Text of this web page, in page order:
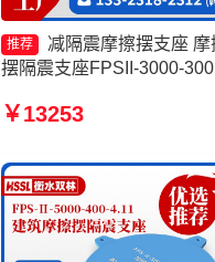
推荐
减隔震摩擦摆支座 摩
摆隔震支座FPSII-3000-
摆隔震支座FPSII-5000-
￥13253